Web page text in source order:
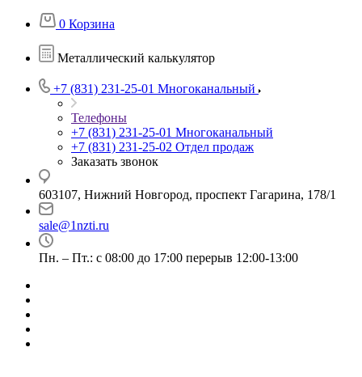
0 Корзина
Металлический калькулятор
+7 (831) 231-25-01 Многоканальный
Телефоны
+7 (831) 231-25-01 Многоканальный
+7 (831) 231-25-02 Отдел продаж
Заказать звонок
603107, Нижний Новгород, проспект Гагарина, 178/1
sale@1nzti.ru
Пн. – Пт.: с 08:00 до 17:00 перерыв 12:00-13:00